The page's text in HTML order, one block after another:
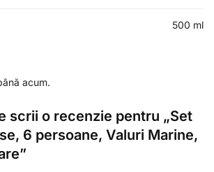
500 ml
acum.
scrii o recenzie pentru „Set
6 persoane, Valuri Marine,